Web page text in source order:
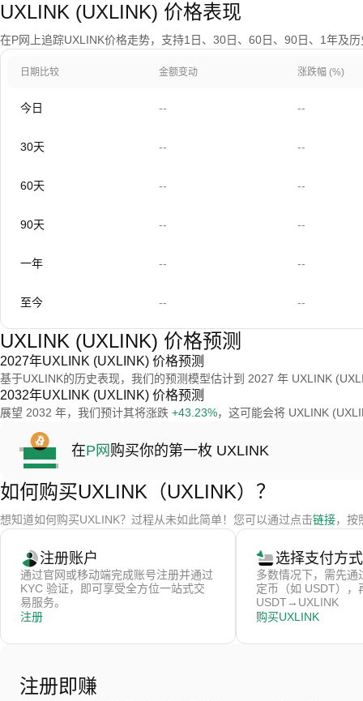
UXLINK (UXLINK) 价格表现
在P网上追踪UXLINK价格走势，支持1日、30日、60日、90日、1年及
日期比较 金额变动 涨跌幅 (%)
今日 -- --
30天 -- --
60天 -- --
90天 -- --
一年 -- --
至今 -- --
UXLINK (UXLINK) 价格预测
2027年UXLINK (UXLINK) 价格预测
基于UXLINK的历史表现，我们的预测模型估计到 2027 年 UXLINK
2032年UXLINK (UXLINK) 价格预测
展望 2032 年，我们预计其将涨跌 +43.23%，这可能会将 UXLINK
在P网 购买你的第一枚 UXLINK
如何购买UXLINK（UXLINK）？
想知道如何购买UXLINK？过程从未如此简单！您可以通过点击链接，按
注册账户
通过官网或移动端完成账号注册并通过
KYC 验证，即可享受全方位一站式交
易服务。
注册
选择支付方式
多数情况下，需先通
定币（如 USDT），
USDT→UXLINK
购买UXLINK
注册即赚